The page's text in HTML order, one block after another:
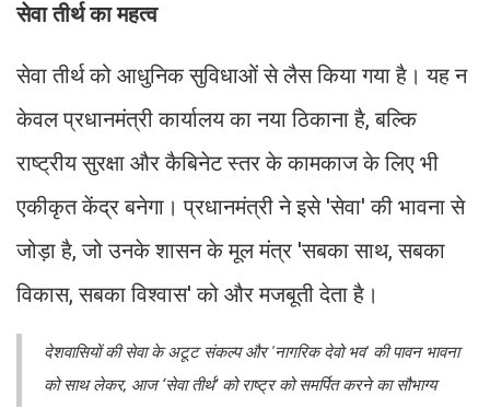
सेवा तीर्थ का महत्व
सेवा तीर्थ को आधुनिक सुविधाओं से लैस किया गया है। यह न
केवल प्रधानमंत्री कार्यालय का नया ठिकाना है, बल्कि
राष्ट्रीय सुरक्षा और कैबिनेट स्तर के कामकाज के लिए भी
एकीकृत केंद्र बनेगा। प्रधानमंत्री ने इसे 'सेवा' की भावना से
जोड़ा है, जो उनके शासन के मूल मंत्र 'सबका साथ, सबका
विकास, सबका विश्वास' को और मजबूती देता है।
देशवासियों की सेवा के अटूट संकल्प और 'नागरिक देवो भव' की पावन भावना
को साथ लेकर, आज ‘सेवा तीर्थ’ को राष्ट्र को समर्पित करने का सौभाग्य